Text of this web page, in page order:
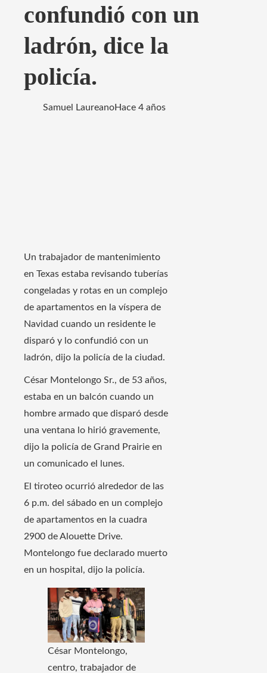
confundió con un
ladrón, dice la
policía.
Samuel LaureanoHace 4 años
Un trabajador de mantenimiento
en Texas estaba revisando tuberías
congeladas y rotas en un complejo
de apartamentos en la víspera de
Navidad cuando un residente le
disparó y lo confundió con un
ladrón, dijo la policía de la ciudad.
César Montelongo Sr., de 53 años,
estaba en un balcón cuando un
hombre armado que disparó desde
una ventana lo hirió gravemente,
dijo la policía de Grand Prairie en
un comunicado el lunes.
El tiroteo ocurrió alrededor de las
6 p.m. del sábado en un complejo
de apartamentos en la cuadra
2900 de Alouette Drive.
Montelongo fue declarado muerto
en un hospital, dijo la policía.
César Montelongo,
centro, trabajador de